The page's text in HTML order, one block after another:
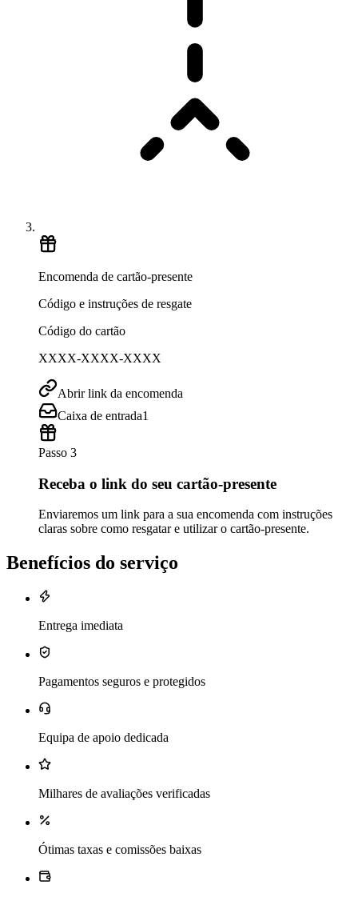
Encomenda de cartão-presente
Código e instruções de resgate
Código do cartão
XXXX-XXXX-XXXX
Abrir link da encomenda
Caixa de entrada1
Passo 3
Receba o link do seu cartão-presente
Enviaremos um link para a sua encomenda com instruções
claras sobre como resgatar e utilizar o cartão-presente.
Benefícios do serviço
Entrega imediata
Pagamentos seguros e protegidos
Equipa de apoio dedicada
Milhares de avaliações verificadas
Ótimas taxas e comissões baixas